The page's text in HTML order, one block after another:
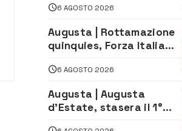
oltre 700 mila euro a
imprenditore della
climatizzazione
6 AGOSTO 2026
Augusta | Rottamazione
quinquies, Forza Italia
«La proposta è nostra»
6 AGOSTO 2026
Augusta | Augusta
d’Estate, stasera il 1°